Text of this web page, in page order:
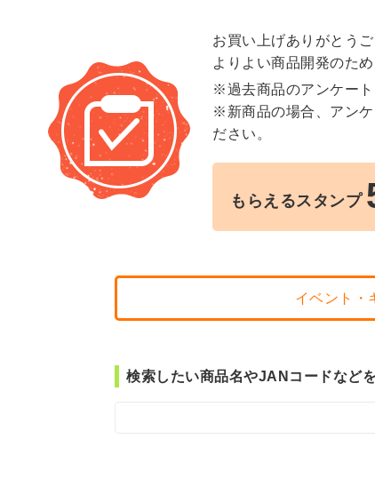
お買い上げありがとうご
よりよい商品開発のた
※過去商品のアンケート
※新商品の場合、アン
ださい。
もらえるスタンプ
イベント・
検索したい商品名やJANコードなど